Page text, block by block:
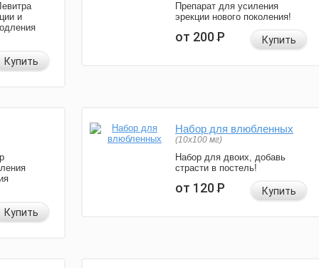
и
Купить
Препарат для усиления
эрекции нового поколения!
от 200Р Купить
Купить
Набор для влюбленных
(10х100 мг)
Набор для двоих, добавь
страсти в постель!
от 120Р Купить